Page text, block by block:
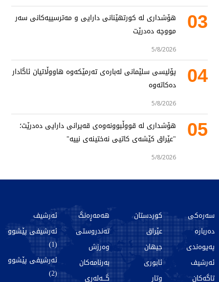
03
هۆشداری لە کورتهێنانی دارایی و مەترسییەکانی سەر
مووچە دەدرێت
5/8/2026
04
پۆلیسی سلێمانی لەبارەی تەرمێکەوە هاووڵاتیان ئاگادار
دەکاتەوە
5/8/2026
05
هۆشداری لە قووڵبوونەوەی قەیرانی دارایی دەدرێت؛
"عێراق کێشەی کاتیی نەختینەی نییە"
5/8/2026
سەرەکی
دەربارە
پەیوەندی
ئەرشیف
تاگەکان
کوردستان
عێراق
جیهان
ئابوری
وتار
هەمەڕەنگ
تەندروستی
وەرزش
بەرنامەکان
گـــەلەری
ئەرشیف
ئەرشیفی پێشوو
(1)
ئەرشیفی پێشوو
(2)